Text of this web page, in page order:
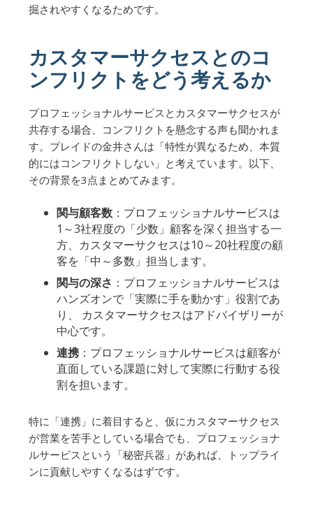
掘されやすくなるためです。
カスタマーサクセスとのコ
ンフリクトをどう考えるか
プロフェッショナルサービスとカスタマーサクセスが
共存する場合、コンフリクトを懸念する声も聞かれま
す。プレイドの金井さんは「特性が異なるため、本質
的にはコンフリクトしない」と考えています。以下、
その背景を3点まとめてみます。
関与顧客数 ：プロフェッショナルサービスは
1～3社程度の「少数」顧客を深く担当する一
方、カスタマーサクセスは10～20社程度の顧
客を「中～多数」担当します。
関与の深さ ：プロフェッショナルサービスは
ハンズオンで「実際に手を動かす」役割であ
り、 カスタマーサクセスはアドバイザリーが
中心です。
連携 ：プロフェッショナルサービスは顧客が
直面している課題に対して実際に行動する役
割を担います。
特に「連携」に着目すると、仮にカスタマーサクセス
が営業を苦手としている場合でも、プロフェッショナ
ルサービスという「秘密兵器」があれば、トップライ
ンに貢献しやすくなるはずです。